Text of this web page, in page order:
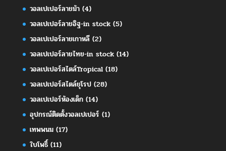
วอลเปเปอร์ลายม้า(4)
วอลเปเปอร์ลายอิฐ-in stock(5)
วอลเปเปอร์ลายเกาหลี(2)
วอลเปเปอร์ลายไทย-in stock(14)
วอลเปเปอร์สไตล์Tropical(18)
วอลเปเปอร์สไตล์ยุโรป(28)
วอลเปเปอร์ห้องเด็ก(14)
อุปกรณ์ติดตั้งวอลเปเปอร์ (1)
เทพพนม(17)
ใบโพธิ์(11)